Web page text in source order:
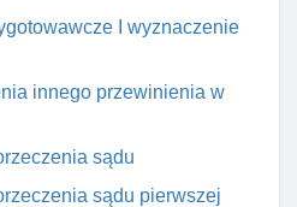
I wyznaczenie
innego przewinienia w
sądu
sądu pierwszej